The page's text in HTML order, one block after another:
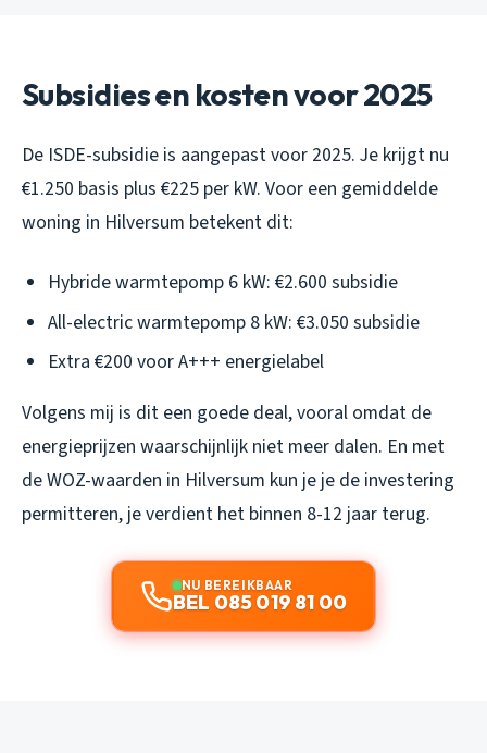
Subsidies en kosten voor 2025
De ISDE-subsidie is aangepast voor 2025. Je krijgt nu
€1.250 basis plus €225 per kW. Voor een gemiddelde
woning in Hilversum betekent dit:
Hybride warmtepomp 6 kW: €2.600 subsidie
All-electric warmtepomp 8 kW: €3.050 subsidie
Extra €200 voor A+++ energielabel
Volgens mij is dit een goede deal, vooral omdat de
energieprijzen waarschijnlijk niet meer dalen. En met
de WOZ-waarden in Hilversum kun je je de investering
permitteren, je verdient het binnen 8-12 jaar terug.
NU BEREIKBAAR
BEL 085 019 81 00